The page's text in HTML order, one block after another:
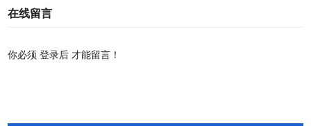
在线留言
你必须登录后 才能留言！